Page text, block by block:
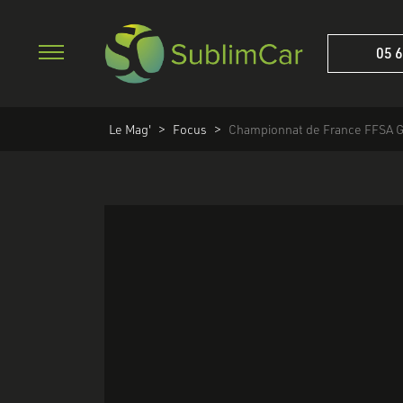
05
Le Mag' > Focus > Championnat de France FFSA